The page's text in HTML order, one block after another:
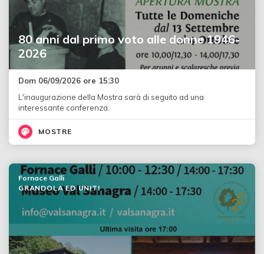
80 anni dal primo voto alle donne 1946-
2026
Dom 06/09/2026 ore 15:30
L'inaugurazione della Mostra sarà di seguito ad una
interessante conferenza.
MOSTRE
Fornace Galli
GRANDOLA ED UNITI